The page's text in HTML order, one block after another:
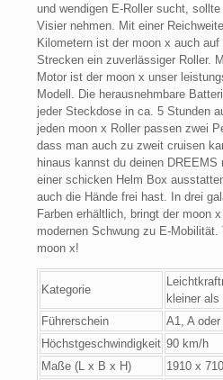
und wendigen E-Roller sucht,
Visier nehmen. Mit einer
Kilometern ist der moon x auch auf
Strecken ein zuverlässiger Roller.
Motor ist der moon x unser
Modell. Die herausnehmbare
jeder Steckdose in ca. 5 Stunden
jeden moon x Roller passen zwei
dass man auch zu zweit cruisen
hinaus kannst du deinen DREEMS
einer schicken Helm Box
auch die Hände frei hast. In drei
Farben erhältlich, bringt der moon
modernen Schwung zu E-Mobilität.
moon x!
Kategorie
kleiner als
Führerschein
A1, A
Höchstgeschwindigkeit 90 km/h
Maße (L x B x H)
1910 x